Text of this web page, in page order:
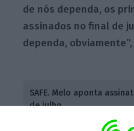
de nós dependa, os
assinados no final de
dependa,
SAFE. Melo aponta
de julho